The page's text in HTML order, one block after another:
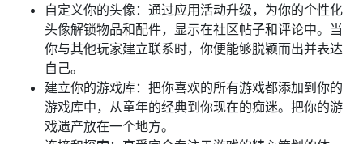
自定义你的头像：通过应用活动升级，为你的个性化
头像解锁物品和配件，显示在社区帖子和评论中。当
你与其他玩家建立联系时，你便能够脱颖而出并表达
自己。
建立你的游戏库：把你喜欢的所有游戏都添加到你的
游戏库中，从童年的经典到你现在的痴迷。把你的游
戏遗产放在一个地方。